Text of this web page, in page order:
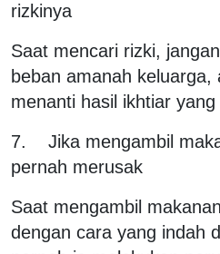
rizkinya
Saat mencari rizki,
beban amanah keluarga,
menanti hasil ikhtiar
7. Jika mengambil
pernah merusak
Saat mengambil
dengan cara yang indah